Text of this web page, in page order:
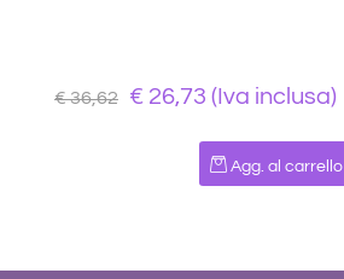
€ 36,62 € 26,73 (Iva inclusa)
Quantità
Agg. al carrello